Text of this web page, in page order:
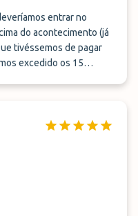
entrar no
do acontecimento (já
tivéssemos de pagar
excedido os 15